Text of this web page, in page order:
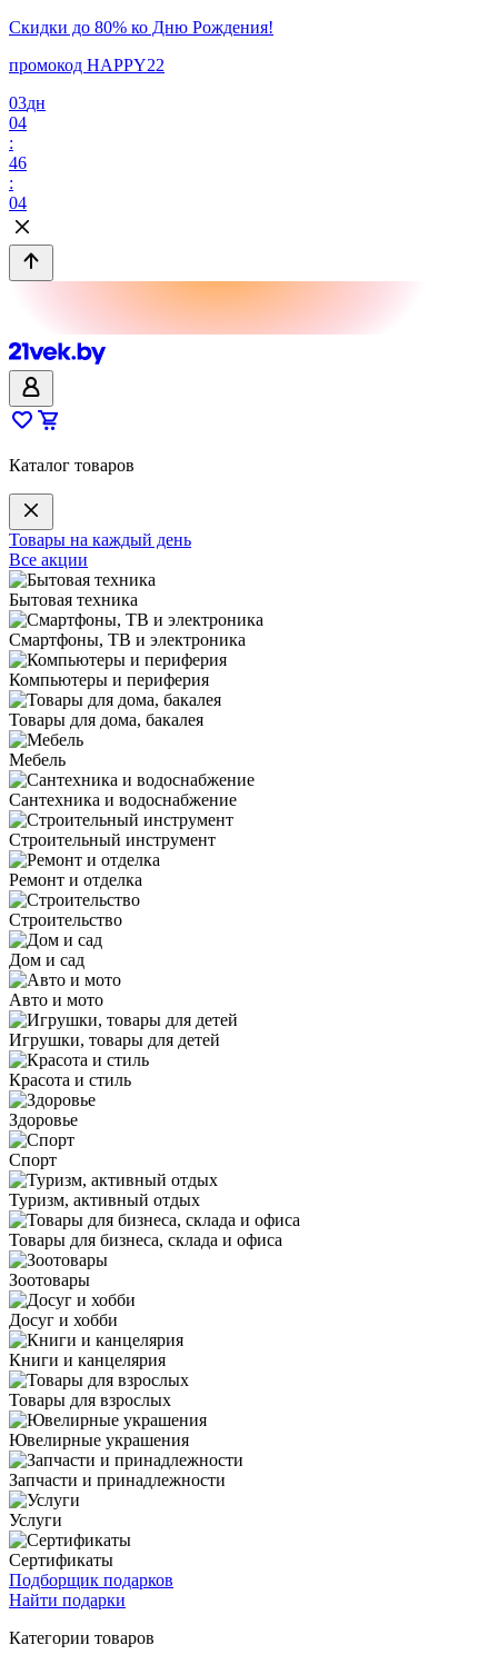
Скидки до 80% ко Дню Рождения!
промокод HAPPY22
03дн
04
:
46
:
04
Каталог товаров
Товары на каждый день
Все акции
Бытовая техника
Смартфоны, ТВ и электроника
Компьютеры и периферия
Товары для дома, бакалея
Мебель
Сантехника и водоснабжение
Строительный инструмент
Ремонт и отделка
Строительство
Дом и сад
Авто и мото
Игрушки, товары для детей
Красота и стиль
Здоровье
Спорт
Туризм, активный отдых
Товары для бизнеса, склада и офиса
Зоотовары
Досуг и хобби
Книги и канцелярия
Товары для взрослых
Ювелирные украшения
Запчасти и принадлежности
Услуги
Сертификаты
Подборщик подарков
Найти подарки
Категории товаров